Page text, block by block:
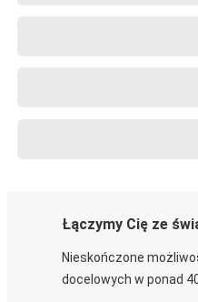
Łączymy Cię ze
Nieskończone
docelowych w ponad